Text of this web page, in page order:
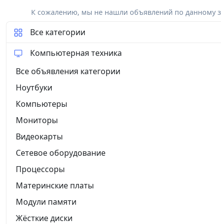
К сожалению, мы не нашли объявлений по данному
Все категории
Компьютерная техника
Все объявления категории
Ноутбуки
Компьютеры
Мониторы
Видеокарты
Сетевое оборудование
Процессоры
Материнские платы
Модули памяти
Жёсткие диски